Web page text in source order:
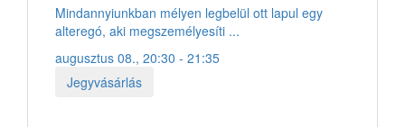
Mindannyiunkban mélyen legbelül ott lapul egy
alteregó, aki megszemélyesíti ...
augusztus 08., 20:30 - 21:35
Jegyvásárlás